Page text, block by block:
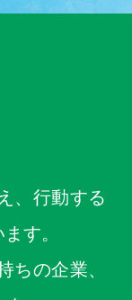
、行動する
す。
の企業、